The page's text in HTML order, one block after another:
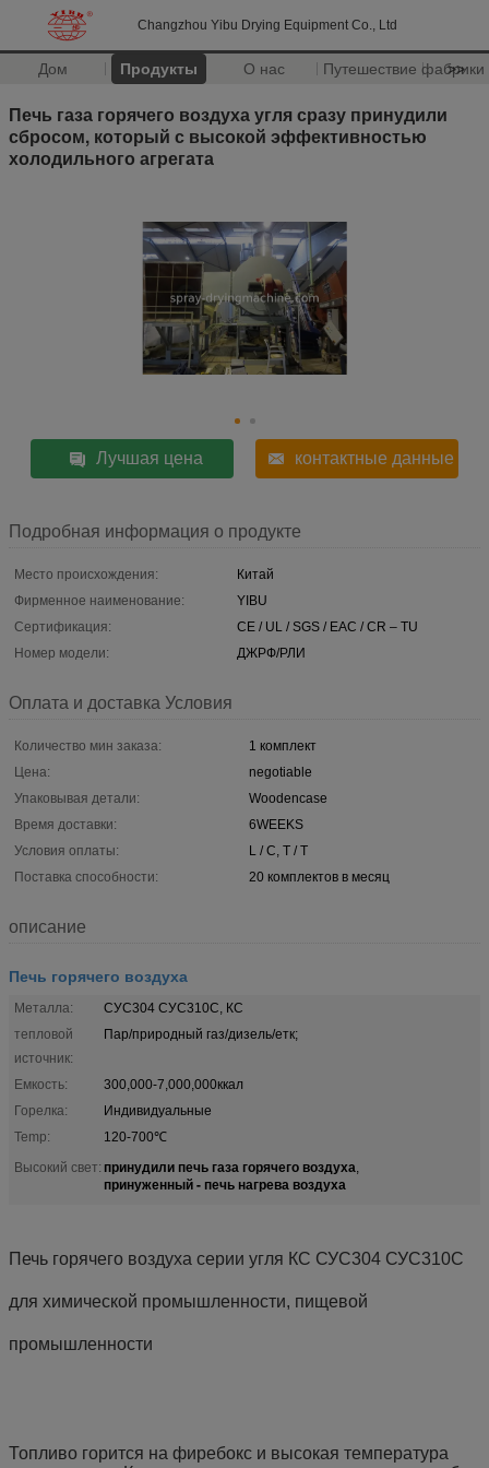
Changzhou Yibu Drying Equipment Co., Ltd
Дом Продукты О нас Путешествие фабрики
>>
Печь газа горячего воздуха угля сразу принудили
сбросом, который с высокой эффективностью
холодильного агрегата
Лучшая цена контактные данные
Подробная информация о продукте
Место происхождения:
Китай
Фирменное наименование:
YIBU
Сертификация:
CE / UL / SGS / EAC / CR – TU
Номер модели:
ДЖРФ/РЛИ
Оплата и доставка Условия
Количество мин заказа:
1 комплект
Цена:
negotiable
Упаковывая детали:
Woodencase
Время доставки:
6WEEKS
Условия оплаты:
L / C, T / T
Поставка способности:
20 комплектов в месяц
описание
Печь горячего воздуха
Металла:
СУС304 СУС310С, КС
тепловой
источник:
Пар/природный газ/дизель/етк;
Емкость:
300,000-7,000,000ккал
Горелка:
Индивидуальные
Temp:
120-700℃
Высокий свет: принудили печь газа горячего воздуха,
принуженный - печь нагрева воздуха
Печь горячего воздуха серии угля КС СУС304 СУС310С
для химической промышленности, пищевой
промышленности
Топливо горится на фиребокс и высокая температура